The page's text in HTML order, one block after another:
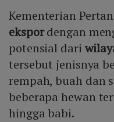
Kementerian
ekspordengan
potensial dari
tersebut jenisnya
rempah, buah dan
beberapa hewan
hingga babi.